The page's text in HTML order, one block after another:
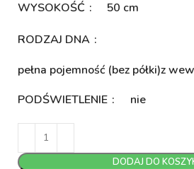
WYSOKOŚĆ 50 cm
RODZAJ DNA
pełna pojemność (bez półki)z
PODŚWIETLENIE
nie
DODAJ DO